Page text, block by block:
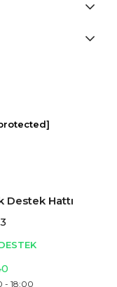
Destek Hattı
- 18:00